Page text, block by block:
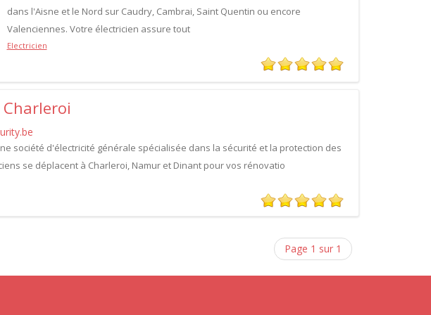
dans l'Aisne et le Nord sur Caudry, Cambrai, Saint Quentin ou encore
Valenciennes. Votre électricien assure tout
Electricien
société d'électricité générale spécialisée dans la sécurité et la protection des
se déplacent à Charleroi, Namur et Dinant pour vos rénovatio
Page 1 sur 1